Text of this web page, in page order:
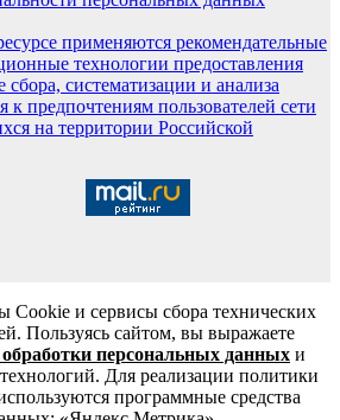
применяются рекомендательные
технологии предоставления
систематизации и анализа
к предпочтениям пользователей сети
на территории Российской
Cookie и сервисы сбора технических
Пользуясь сайтом, вы выражаете
персональных данных и
Для реализации политики
программные средства